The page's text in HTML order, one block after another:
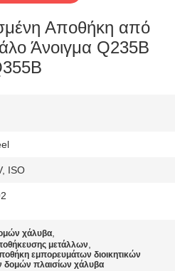
Αποθήκη από
Άνοιγμα Q235B
ISO
χάλυβα,
μετάλλων,
εμπορευμάτων διοικητικών
δομών πλαισίων χάλυβα